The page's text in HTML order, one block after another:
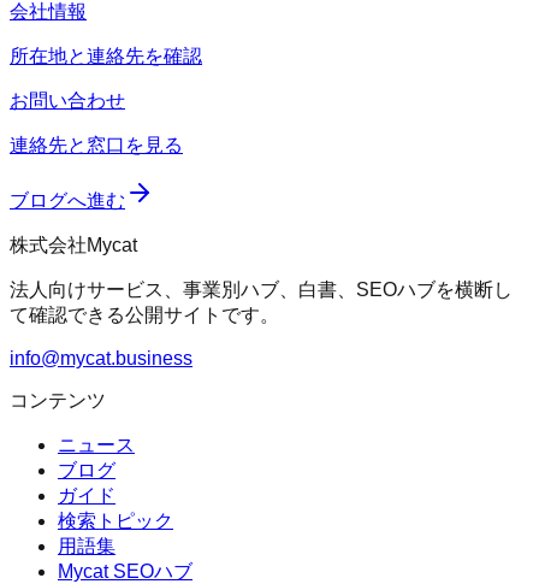
会社情報
所在地と連絡先を確認
お問い合わせ
連絡先と窓口を見る
ブログへ進む
株式会社Mycat
法人向けサービス、事業別ハブ、白書、SEOハブを横断し
て確認できる公開サイトです。
info@mycat.business
コンテンツ
ニュース
ブログ
ガイド
検索トピック
用語集
Mycat SEOハブ